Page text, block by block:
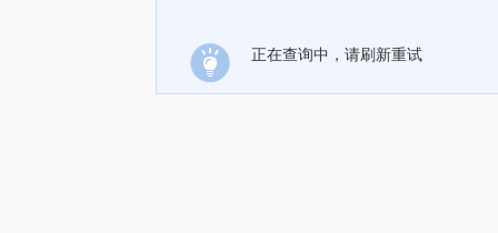
正在查询中，请刷新重试